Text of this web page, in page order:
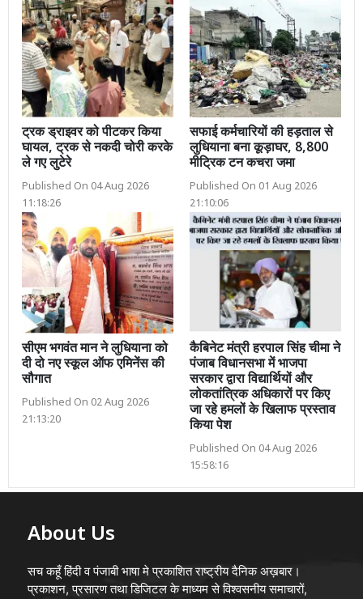
ट्रक ड्राइवर को पीटकर किया
घायल, ट्रक से नकदी चोरी करके
ले गए लुटेरे
Published On 04 Aug 2026
11:18:26
सफाई कर्मचारियों की हड़ताल से
लुधियाना बना कूड़ाघर, 8,800
मीट्रिक टन कचरा जमा
Published On 01 Aug 2026
21:10:06
सीएम भगवंत मान ने लुधियाना को
दी दो नए स्कूल ऑफ एमिनेंस की
सौगात
Published On 02 Aug 2026
21:13:20
कैबिनेट मंत्री हरपाल सिंह चीमा ने
पंजाब विधानसभा में भाजपा
सरकार द्वारा विद्यार्थियों और
लोकतांत्रिक अधिकारों पर किए
जा रहे हमलों के खिलाफ प्रस्ताव
किया पेश
Published On 04 Aug 2026
15:58:16
About Us
सच कहूँ हिंदी व पंजाबी भाषा मे प्रकाशित राष्ट्रीय दैनिक अख़बार।
प्रकाशन, प्रसारण तथा डिजिटल के माध्यम से विश्वसनीय समाचारों,